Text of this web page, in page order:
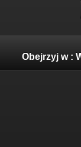
Obejrzyj w :